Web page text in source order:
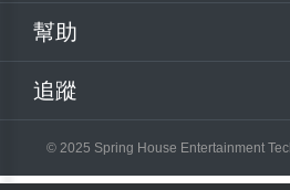
幫助
追蹤
© 2025 Spring House Entertainment